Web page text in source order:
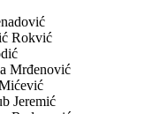
Rokvić
Mrđenović
Jeremić